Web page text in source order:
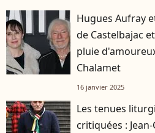
Hugues Aufray
de Castelbajac
pluie
Chalamet
16 janvier 2025
Les tenues
critiquées :